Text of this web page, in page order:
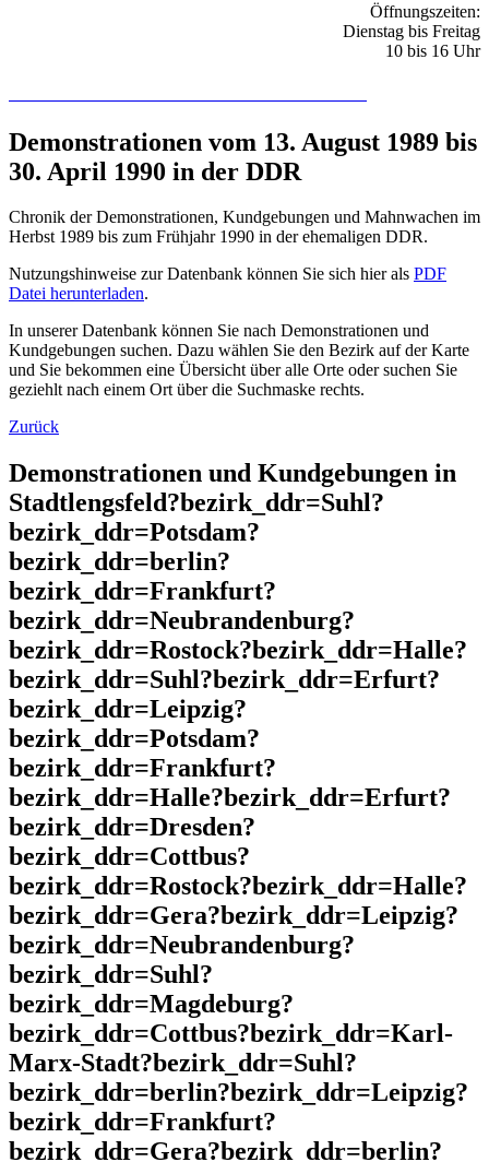
Öffnungszeiten:
Dienstag bis Freitag
10 bis 16 Uhr
Demonstrationen vom 13. August 1989 bis
30. April 1990 in der DDR
Chronik der Demonstrationen, Kundgebungen und Mahnwachen im
Herbst 1989 bis zum Frühjahr 1990 in der ehemaligen DDR.
Nutzungshinweise zur Datenbank können Sie sich hier als PDF
Datei herunterladen.
In unserer Datenbank können Sie nach Demonstrationen und
Kundgebungen suchen. Dazu wählen Sie den Bezirk auf der Karte
und Sie bekommen eine Übersicht über alle Orte oder suchen Sie
geziehlt nach einem Ort über die Suchmaske rechts.
Zurück
Demonstrationen und Kundgebungen in
Stadtlengsfeld?bezirk_ddr=Suhl?
bezirk_ddr=Potsdam?
bezirk_ddr=berlin?
bezirk_ddr=Frankfurt?
bezirk_ddr=Neubrandenburg?
bezirk_ddr=Rostock?bezirk_ddr=Halle?
bezirk_ddr=Suhl?bezirk_ddr=Erfurt?
bezirk_ddr=Leipzig?
bezirk_ddr=Potsdam?
bezirk_ddr=Frankfurt?
bezirk_ddr=Halle?bezirk_ddr=Erfurt?
bezirk_ddr=Dresden?
bezirk_ddr=Cottbus?
bezirk_ddr=Rostock?bezirk_ddr=Halle?
bezirk_ddr=Gera?bezirk_ddr=Leipzig?
bezirk_ddr=Neubrandenburg?
bezirk_ddr=Suhl?
bezirk_ddr=Magdeburg?
bezirk_ddr=Cottbus?bezirk_ddr=Karl-
Marx-Stadt?bezirk_ddr=Suhl?
bezirk_ddr=berlin?bezirk_ddr=Leipzig?
bezirk_ddr=Frankfurt?
bezirk_ddr=Gera?bezirk_ddr=berlin?